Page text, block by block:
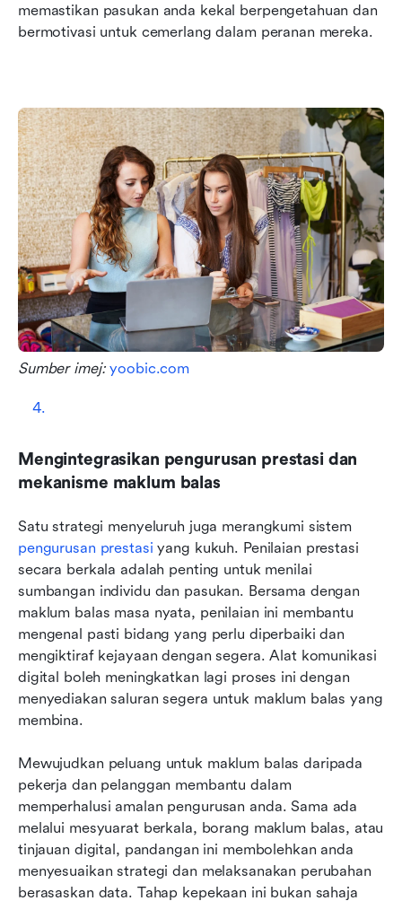
memastikan pasukan anda kekal berpengetahuan dan
bermotivasi untuk cemerlang dalam peranan mereka.
Sumber imej: yoobic.com
Mengintegrasikan pengurusan prestasi dan
mekanisme maklum balas
Satu strategi menyeluruh juga merangkumi sistem
pengurusan prestasi yang kukuh. Penilaian prestasi
secara berkala adalah penting untuk menilai
sumbangan individu dan pasukan. Bersama dengan
maklum balas masa nyata, penilaian ini membantu
mengenal pasti bidang yang perlu diperbaiki dan
mengiktiraf kejayaan dengan segera. Alat komunikasi
digital boleh meningkatkan lagi proses ini dengan
menyediakan saluran segera untuk maklum balas yang
membina.
Mewujudkan peluang untuk maklum balas daripada
pekerja dan pelanggan membantu dalam
memperhalusi amalan pengurusan anda. Sama ada
melalui mesyuarat berkala, borang maklum balas, atau
tinjauan digital, pandangan ini membolehkan anda
menyesuaikan strategi dan melaksanakan perubahan
berasaskan data. Tahap kepekaan ini bukan sahaja